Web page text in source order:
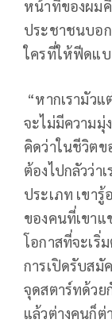
หน้าที่ของผมคื
ประชาชนบอ
ใครที่ให้ฟีดแ
“หากเรามัวแ
จะไม่มีความมุ่
คิดว่าในชีวิตข
ต้องไปกลัวว่า
ประเภท เขารู้
ของคนที่เขาแ
โอกาสที่จะเริ่
การเปิดรับสมั
จุดสตาร์ทด้วย
แล้วต่างคนก็ต่